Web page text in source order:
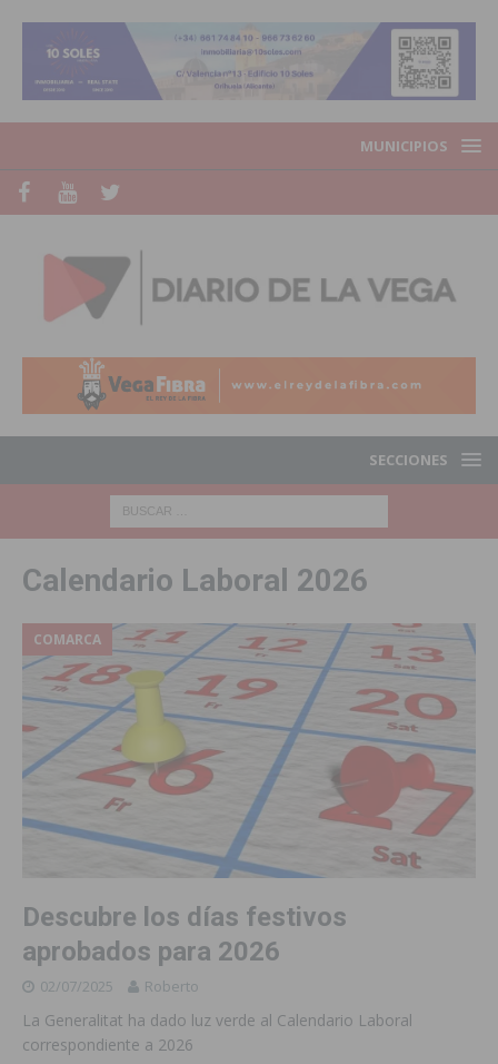
MUNICIPIOS
SECCIONES
Calendario Laboral 2026
COMARCA
Descubre los días festivos
aprobados para 2026
02/07/2025 Roberto
La Generalitat ha dado luz verde al Calendario Laboral
correspondiente a 2026